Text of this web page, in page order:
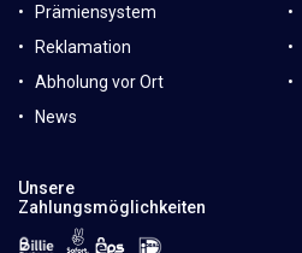
Prämiensystem
Reklamation
Abholung vor Ort
News
Unsere
Zahlungsmöglichkeiten